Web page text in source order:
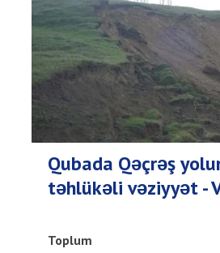
Qubada Qəçrəş
təhlükəli vəziyyət -
Toplum